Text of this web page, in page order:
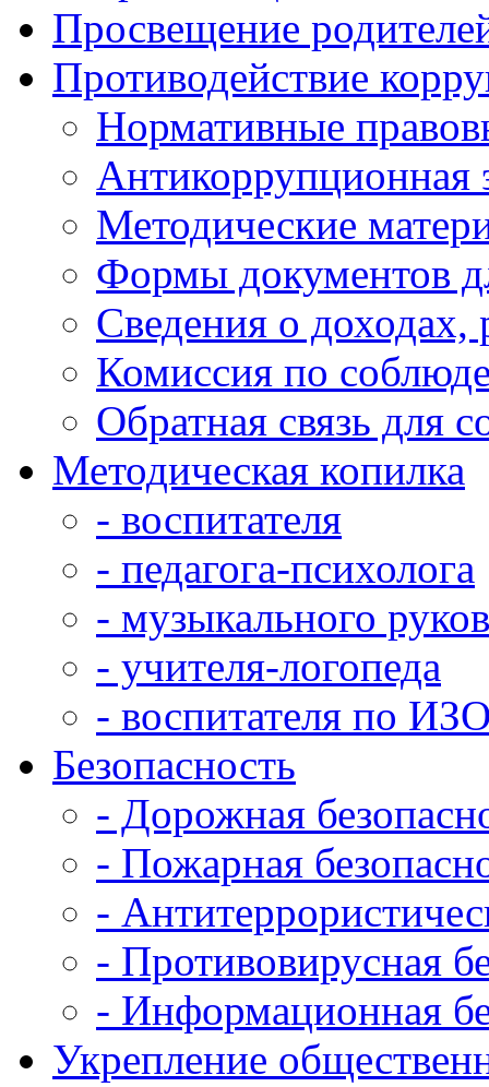
Просвещение
Противодействие
Нормативные
Антикоррупционная
Методические
Формы документов
Сведения о доходах,
Комиссия по
Обратная связь для
Методическая копилка
- воспитателя
- педагога-психолога
- музыкального
- учителя-логопеда
- воспитателя по
Безопасность
- Дорожная
- Пожарная
-
- Противовирусная
- Информационная
Укрепление